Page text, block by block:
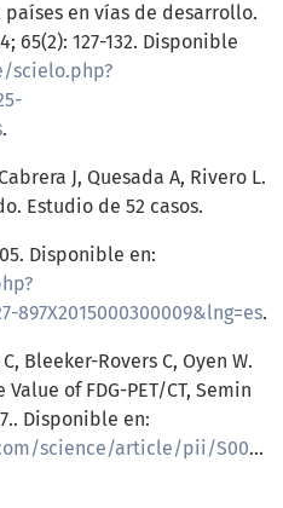
en vías de desarrollo.
65(2): 127-132. Disponible
scielo.php?
.
J, Quesada A, Rivero L.
Estudio de 52 casos.
Disponible en:
897X2015000300009&lng=es.
Bleeker-Rovers C, Oyen W.
of FDG-PET/CT, Semin
Disponible en:
article/pii/S0001299817301101